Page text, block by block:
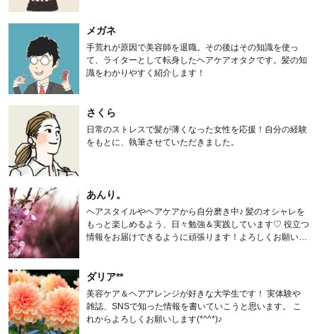
メガネ
手荒れが原因で美容師を退職。その後はその知識を使っ
て、ライターとして転身したヘアケアオタクです。髪の知
識をわかりやすく紹介します！
さくら
日常のストレスで髪が薄くなった女性を応援！自分の経験
をもとに、執筆させていただきました。
あんり。
ヘアスタイルやヘアケアから自分磨き中♪ 髪のオシャレを
もっと楽しめるよう、日々勉強＆実践しています♡ 役立つ
情報をお届けできるように頑張ります！よろしくお願いし
ダリア**
美容ケア＆ヘアアレンジが好きな大学生です！ 実体験や
雑誌、SNSで知った情報を書いていこうと思います。 こ
れからよろしくお願いします(*^^*)♪